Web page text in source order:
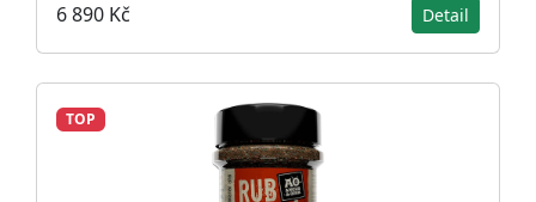
6 890 Kč Detail
TOP